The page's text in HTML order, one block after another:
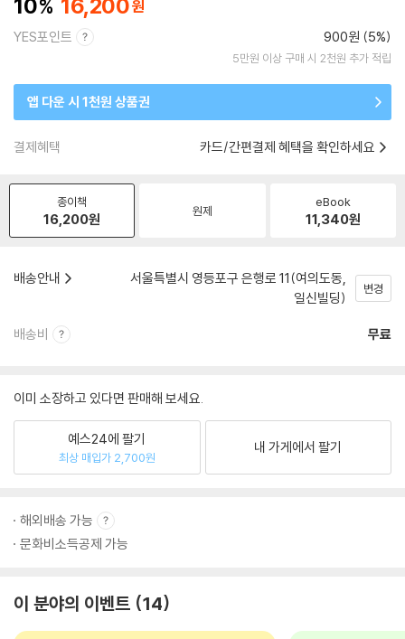
10 16,200
YES포인트 900원 (5%)
5만원 이상 구매 시 2천원 추가 적립
앱 다운 시 1천원 상품권
결제혜택 카드/간편결제 혜택을 확인하세요
종이책
16,200원 원제
eBook
11,340원
배송안내
서울특별시 영등포구 은행로 11(여의도동,
일신빌딩)
변경
배송비 무료
이미 소장하고 있다면 판매해 보세요.
예스24에 팔기
최상 매입가 2,700원
내 가게에서 팔기
해외배송 가능
문화비소득공제 가능
이 분야의 이벤트 14